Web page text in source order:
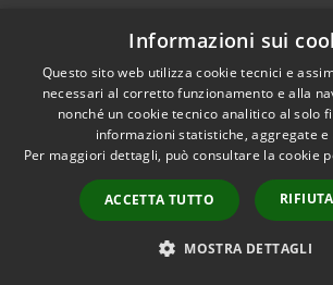
Accessibilità
by
Informazioni sui
Questo sito web utilizza cookie tecnici e
necessari al corretto funzionamento e alla
nonché un cookie tecnico analitico al solo
informazioni statistiche, aggregate e
Per maggiori dettagli, può consultare la cookie
ACCETTA TUTTO
MOSTRA DETTAGLI